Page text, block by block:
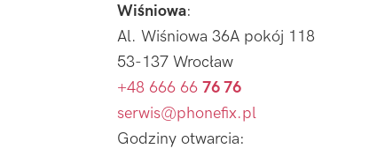
Wiśniowa:
Al. Wiśniowa 36A pokój 118
53-137 Wrocław
+48 666 66 76 76
serwis@phonefix.pl
Godziny otwarcia: